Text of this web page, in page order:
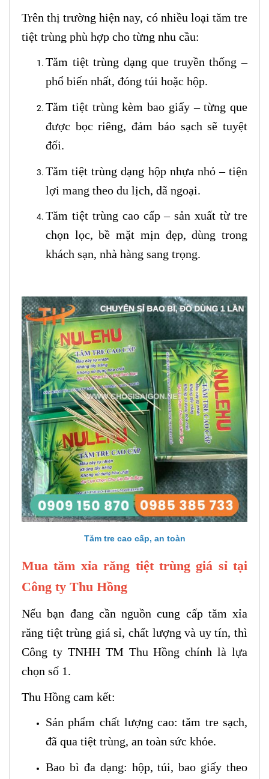
Trên thị trường hiện nay, có nhiều loại tăm tre
tiệt trùng phù hợp cho từng nhu cầu:
Tăm tiệt trùng dạng que truyền thống –
phổ biến nhất, đóng túi hoặc hộp.
Tăm tiệt trùng kèm bao giấy – từng que
được bọc riêng, đảm bảo sạch sẽ tuyệt
đối.
Tăm tiệt trùng dạng hộp nhựa nhỏ – tiện
lợi mang theo du lịch, dã ngoại.
Tăm tiệt trùng cao cấp – sản xuất từ tre
chọn lọc, bề mặt mịn đẹp, dùng trong
khách sạn, nhà hàng sang trọng.
Tăm tre cao cấp, an toàn
Mua tăm xỉa răng tiệt trùng giá sỉ tại
Công ty Thu Hồng
Nếu bạn đang cần nguồn cung cấp tăm xỉa
răng tiệt trùng giá sỉ, chất lượng và uy tín, thì
Công ty TNHH TM Thu Hồng chính là lựa
chọn số 1.
Thu Hồng cam kết:
Sản phẩm chất lượng cao: tăm tre sạch,
đã qua tiệt trùng, an toàn sức khỏe.
Bao bì đa dạng: hộp, túi, bao giấy theo